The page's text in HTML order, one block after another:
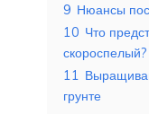
9 Нюансы
10 Что
скороспелый?
11
грунте